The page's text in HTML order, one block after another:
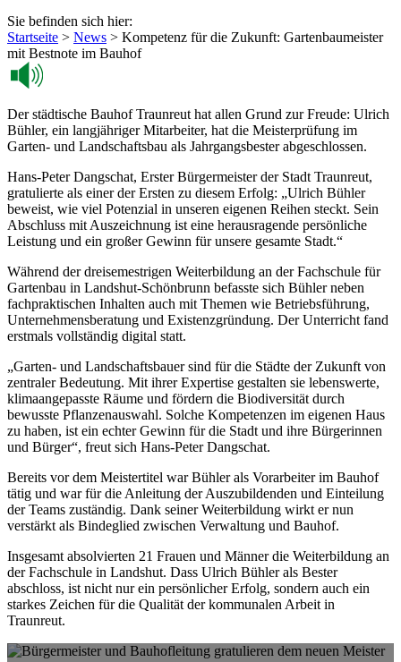
Sie befinden sich hier:
Startseite > News > Kompetenz für die Zukunft: Gartenbaumeister
mit Bestnote im Bauhof
Der städtische Bauhof Traunreut hat allen Grund zur Freude: Ulrich
Bühler, ein langjähriger Mitarbeiter, hat die Meisterprüfung im
Garten- und Landschaftsbau als Jahrgangsbester abgeschlossen.
Hans-Peter Dangschat, Erster Bürgermeister der Stadt Traunreut,
gratulierte als einer der Ersten zu diesem Erfolg: „Ulrich Bühler
beweist, wie viel Potenzial in unseren eigenen Reihen steckt. Sein
Abschluss mit Auszeichnung ist eine herausragende persönliche
Leistung und ein großer Gewinn für unsere gesamte Stadt.“
Während der dreisemestrigen Weiterbildung an der Fachschule für
Gartenbau in Landshut-Schönbrunn befasste sich Bühler neben
fachpraktischen Inhalten auch mit Themen wie Betriebsführung,
Unternehmensberatung und Existenzgründung. Der Unterricht fand
erstmals vollständig digital statt.
„Garten- und Landschaftsbauer sind für die Städte der Zukunft von
zentraler Bedeutung. Mit ihrer Expertise gestalten sie lebenswerte,
klimaangepasste Räume und fördern die Biodiversität durch
bewusste Pflanzenauswahl. Solche Kompetenzen im eigenen Haus
zu haben, ist ein echter Gewinn für die Stadt und ihre Bürgerinnen
und Bürger“, freut sich Hans-Peter Dangschat.
Bereits vor dem Meistertitel war Bühler als Vorarbeiter im Bauhof
tätig und war für die Anleitung der Auszubildenden und Einteilung
der Teams zuständig. Dank seiner Weiterbildung wirkt er nun
verstärkt als Bindeglied zwischen Verwaltung und Bauhof.
Insgesamt absolvierten 21 Frauen und Männer die Weiterbildung an
der Fachschule in Landshut. Dass Ulrich Bühler als Bester
abschloss, ist nicht nur ein persönlicher Erfolg, sondern auch ein
starkes Zeichen für die Qualität der kommunalen Arbeit in
Traunreut.